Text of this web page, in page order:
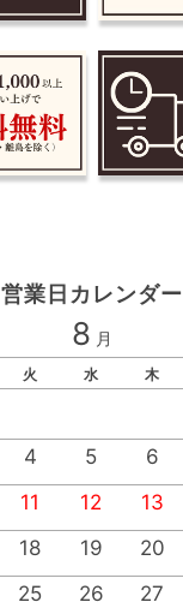
営業日カレンダー
8 月
火 水 木
4 5 6
11 12 13
18 19 20
25 26 27